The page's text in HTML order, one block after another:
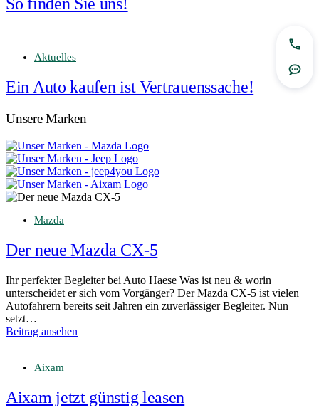
Aktuelles
Ein Auto kaufen ist Vertrauenssache!
Unsere Marken
Mazda
Der neue Mazda CX-5
Ihr perfekter Begleiter bei Auto Haese Was ist neu & worin
unterscheidet er sich vom Vorgänger? Der Mazda CX-5 ist vielen
Autofahrern bereits seit Jahren ein zuverlässiger Begleiter. Nun
setzt…
Beitrag ansehen
Aixam
Aixam jetzt günstig leasen
Jetzt